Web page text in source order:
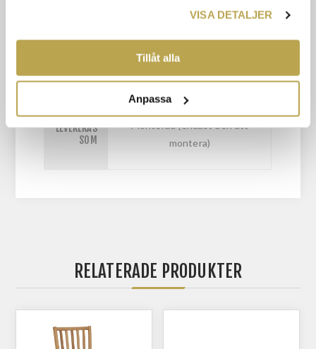
DU HAR TILLHANDAHÅLLIT ELLER SOM DE HAR
SAMLAT IN NÄR DU HAR ANVÄNT DERAS
VISA DETALJER
Tillåt alla
Anpassa
KONTAKTA OSS
VISAS I
Annan modell i samma serie
LEVERERAS
SOM
Monterad (endast ben att
montera)
RELATERADE PRODUKTER